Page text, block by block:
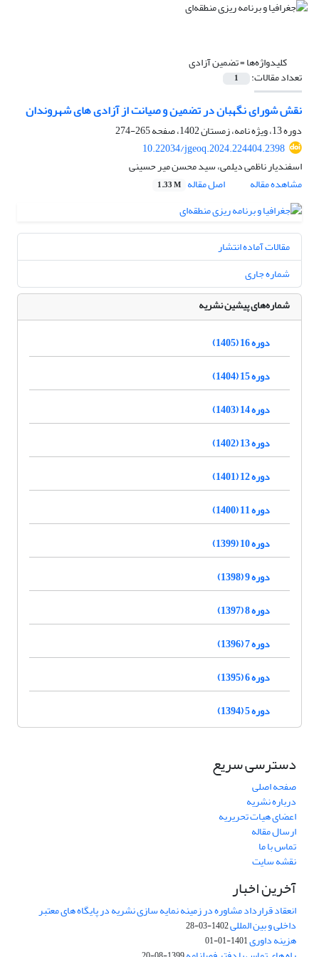
کلیدواژه‌ها =تضمین آزادی
تعداد مقالات: 1
نقش شورای نگهبان در تضمین و صیانت از آزادی های شهروندان
دوره 13، ویژه نامه، زمستان 1402، صفحه
265-274
10.22034/jgeoq.2024.224404.2398
اسفندیار ناظمی دیلمی، سید محسن میر حسینی
مشاهده مقاله
اصل مقاله 1.33 M
مقالات آماده انتشار
شماره جاری
شماره‌های پیشین نشریه
دوره 16 (1405)
دوره 15 (1404)
دوره 14 (1403)
دوره 13 (1402)
دوره 12 (1401)
دوره 11 (1400)
دوره 10 (1399)
دوره 9 (1398)
دوره 8 (1397)
دوره 7 (1396)
دوره 6 (1395)
دوره 5 (1394)
دسترسی سریع
صفحه اصلی
درباره نشریه
اعضای هیات تحریریه
ارسال مقاله
تماس با ما
نقشه سایت
آخرین اخبار
انعقاد قرارداد مشاوره در زمینه نمایه سازی نشریه در پایگاه های معتبر
داخلی و بین المللی1402-03-28
هزینه داوری1401-01-01